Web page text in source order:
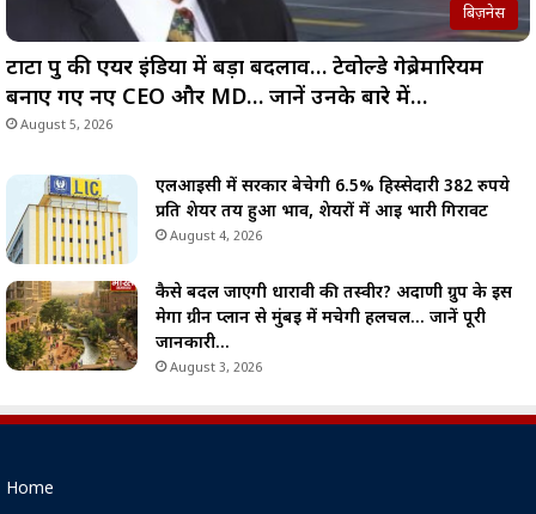
बिज़नेस
टाटा ग्रुप की एयर इंडिया में बड़ा बदलाव… टेवोल्डे गेब्रेमारियम
बनाए गए नए CEO और MD… जानें उनके बारे में…
August 5, 2026
एलआईसी में सरकार बेचेगी 6.5% हिस्सेदारी 382 रुपये
प्रति शेयर तय हुआ भाव, शेयरों में आई भारी गिरावट
August 4, 2026
कैसे बदल जाएगी धारावी की तस्वीर? अदाणी ग्रुप के इस
मेगा ग्रीन प्लान से मुंबई में मचेगी हलचल… जानें पूरी
जानकारी…
August 3, 2026
Home